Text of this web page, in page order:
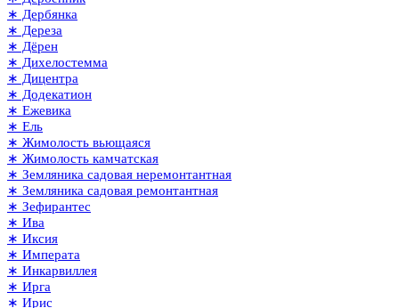
∗ Дербянка
∗ Дереза
∗ Дёрен
∗ Дихелостемма
∗ Дицентра
∗ Додекатион
∗ Ежевика
∗ Ель
∗ Жимолость вьющаяся
∗ Жимолость камчатская
∗ Земляника садовая неремонтантная
∗ Земляника садовая ремонтантная
∗ Зефирантес
∗ Ива
∗ Иксия
∗ Императа
∗ Инкарвиллея
∗ Ирга
∗ Ирис